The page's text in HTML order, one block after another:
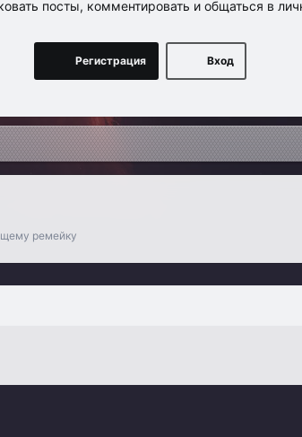
посты, комментировать и общаться в
Вход
Регистрация
ремейку